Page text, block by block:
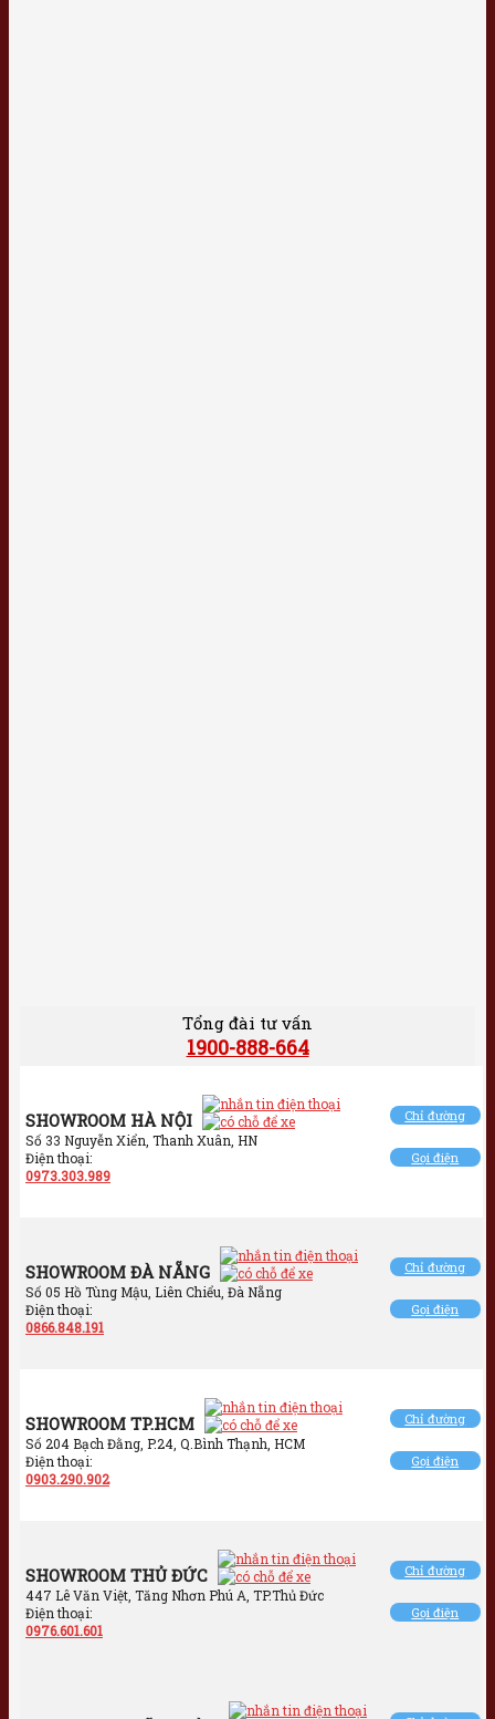
Tổng đài tư vấn
1900-888-664
SHOWROOM HÀ NỘI
Số 33 Nguyễn Xiển, Thanh Xuân, HN
Điện thoại:
0973.303.989
Chỉ đường
Gọi điện
SHOWROOM ĐÀ NẴNG
Số 05 Hồ Tùng Mậu, Liên Chiểu, Đà Nẵng
Điện thoại:
0866.848.191
Chỉ đường
Gọi điện
SHOWROOM TP.HCM
Số 204 Bạch Đằng, P.24, Q.Bình Thạnh, HCM
Điện thoại:
0903.290.902
Chỉ đường
Gọi điện
SHOWROOM THỦ ĐỨC
447 Lê Văn Việt, Tăng Nhơn Phú A, TP.Thủ Đức
Điện thoại:
0976.601.601
Chỉ đường
Gọi điện